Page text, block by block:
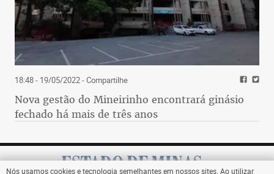
18:48 - 19/05/2022- Compartilhe
Nova gestão do Mineirinho encontrará ginásio
fechado há mais de três anos
Nós usamos cookies e tecnologia semelhantes em nossos sites. Ao utilizar